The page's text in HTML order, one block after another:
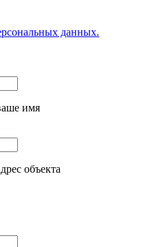
данных.
имя
объекта